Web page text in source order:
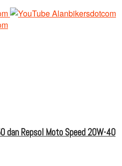
dan Repsol Moto Speed 20W-40